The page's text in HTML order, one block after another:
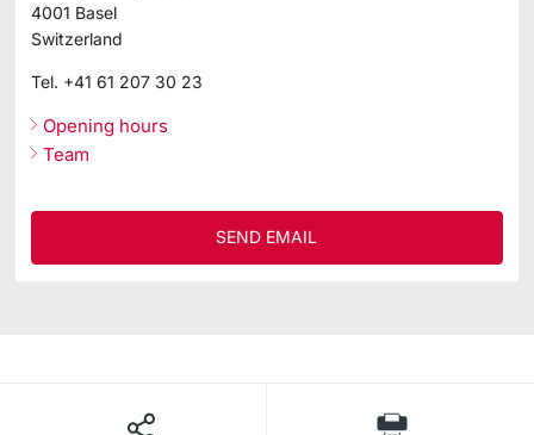
4001 Basel
Switzerland
Tel. +41 61 207 30 23
Opening hours
Team
SEND EMAIL